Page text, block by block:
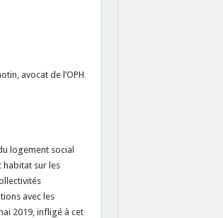
avocat de l’OPH
logement social
habitat sur les
avec les
2019, infligé à cet